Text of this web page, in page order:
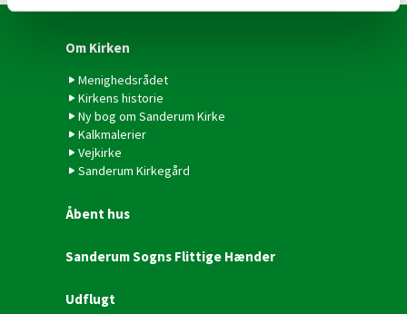
Om Kirken
Menighedsrådet
Kirkens historie
Ny bog om Sanderum Kirke
Kalkmalerier
Vejkirke
Sanderum Kirkegård
Åbent hus
Sanderum Sogns Flittige Hænder
Udflugt